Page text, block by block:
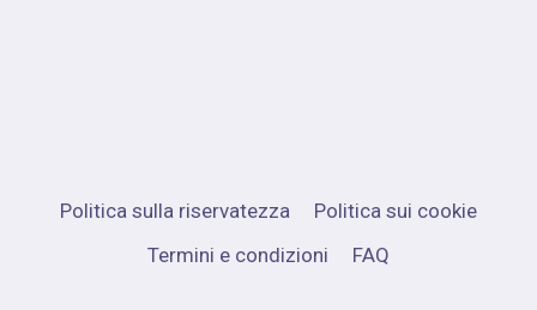
Politica sulla riservatezza
Politica sui cookie
Termini e condizioni
FAQ